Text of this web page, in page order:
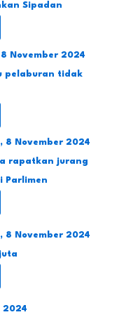
Sipadan
8 November 2024
pelaburan tidak
8 November 2024
rapatkan jurang
Parlimen
8 November 2024
2024